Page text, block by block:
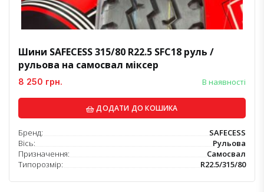
Шини SAFECESS 315/80 R22.5 SFC18 руль /
рульова на самосвал міксер
В наявності
8 250 грн.
ДОДАТИ ДО КОШИКА
Бренд:
SAFECESS
Вісь:
Рульова
Призначення:
Самосвал
Типорозмір:
R22.5/315/80